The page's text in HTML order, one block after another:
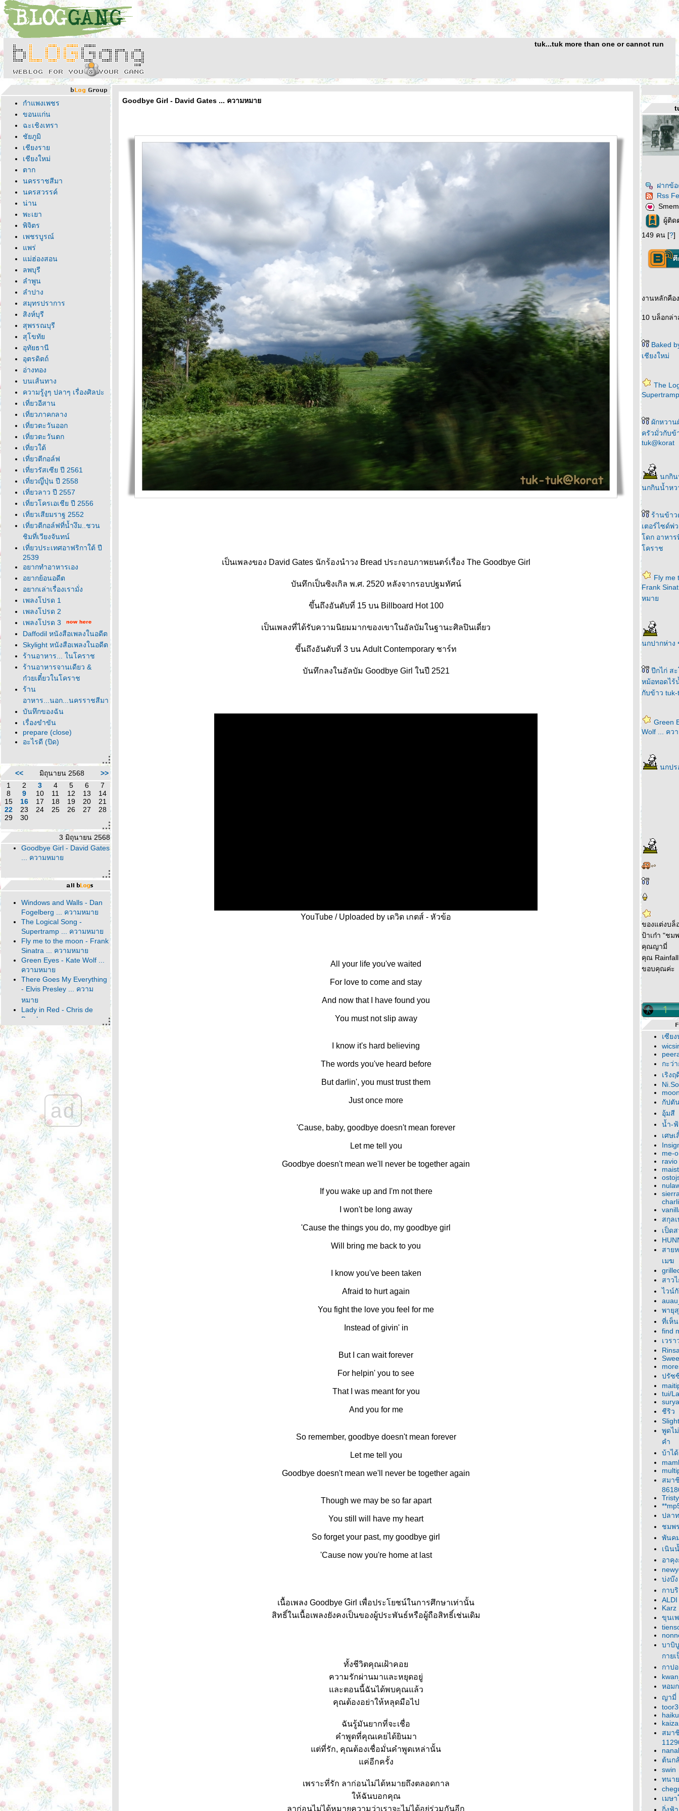
tuk...tuk more than one or cannot run
กำแพงเพชร
ขอนแก่น
ฉะเชิงเทรา
ชัยภูมิ
เชียงรา
เชียงใหม่
ตาก
นครราชสีมา
นครสวรรค์
น่าน
พะเยา
พิจิตร
เพชรบูรณ์
พร่
ม่ฮ่องสอน
ลพบุรี
ลำพูน
ลำปาง
สมุทรปราการ
สิงห์บุรี
สุพรรณบุรี
สุโขทั
อุทัยธานี
อุตรดิตถ์
อ่างทอง
บนเส้นทาง
ความรู้งูๆ ปลาๆ เรื่องศิลปะ
เที่ยวอีสาน
เที่ยวภาคกลาง
เที่ยวตะวันออก
เที่ยวตะวันตก
เที่ยวใต้
เที่ยวตีกอล์ฟ
เที่ยวรัสเซีย ปี 2561
เที่ยวญึ่ปุ่น ปี 2558
เที่ยวลาว ปี 2557
เที่ยวโครเอเชีย ปี 2556
เที่ยวเสียมราฐ 2552
เที่ยวตีกอล์ฟที่น้ำงึม..ชวน
ชิมที่เวียงจันทน์
เที่ยวประเทศอาฟริกาใต้ ปี
2539
อยากทำอาหารเอง
อยากย้อนอดีต
อยากเล่าเรื่องเรามั่ง
เพลงโปรด 1
เพลงโปรด 2
เพลงโปรด 3
Daffodil หนังสือเพลงในอดีต
Skylight หนังสือเพลงในอดีต
ร้านอาหาร... ในโคราช
ร้านอาหารจานเดียว &
ก๋วยเตี๋ยวในโคราช
ร้าน
อาหาร...นอก...นครราชสีมา
บันทึกของฉัน
เรื่องขำขัน
prepare (close)
อะไรดี (ปิด)
<< มิถุนายน 2568
>>
1
2 3 4 5 6
7
8
9 10 11 12 13
14
15
16 17 18 19 20
21
22
23 24 25 26 27
28
29
30
3 มิถุนายน 2568
Goodbye Girl - David Gates
... ความหมา
Windows and Walls - Dan
Fogelberg ... ความหมา
The Logical Song -
Supertramp ... ความหมา
Fly me to the moon - Frank
Sinatra ... ความหมา
Green Eyes - Kate Wolf ...
ความหมา
There Goes My Everything
- Elvis Presley ... ความ
หมา
Lady in Red - Chris de
Burgh ... ความหมา
World - Bee Gees ... ความ
หมา
Thank You For Loving Me -
Bon Jovi ... ความหมา
I Am... I Said - Neil
Diamond ... ความหมา
Hold Your Head Up High -
Darlingside ... ความหมา
The Way It Is - Bruce
Hornsby ... ความหมา
Gotta Travel On - Billy
Grammer ... ความหมา
I'll See You Again - Westlife
... ความหมา
Ah Robin, Gentle Robin -
เพลงอังกฤษโบราณในยุค
เรเนสซอง ... ความหมา
Right Down the Line -
Gerry Rafferty ...ความหมา
The Green Leaves Of
Summer - The Brothers
Four ... ความหมา
Foolish Heart - Steve Perry
... ความหมา
How Do You Do? - Mouth &
MacNeal ... ความหมา
Mother Like Mine - The
Band Perry ... ความหมา
Goodbye Girl - David Gates
... ความหมา
Woman in Love - The
Three Degrees ... ความ
หมา
When Will I See You Again -
The Three Degrees... ความ
หมา
If I Ever See You Again -
Anne Murray ... ความหมา
Somebodys Always Saying
Goodbye - Ann Murray ...
ความหมา
Donna Donna - Joan Baez
... ความหมา
Most of All - B.J. thomus ...
ความหมา
Carry Me , Ohio - Sun Kil
Moon ... ความหมา
Sister Cry - The Jayhawks
... ความหมา
The Impossible Dream
(The Quest) - Josh Groban
... ความหมา
Always - Bon Jovi ... ความ
หมา
Raindrops Keep Fallng On
My Head - B. J. Thomas ...
ความหมา
Never Say Goodbye Again -
Demis Roussos ... ความ
หมา
My Friend the Wind -
Demis Roussos ... ความ
หมา
I Only Want to Be with You -
The Bay City Rollers ...
ความหมา
My Personal Revenge -
Jackson Browne ... ความ
หมา
Merry Christmas - Ed
Sheeran & Elton John
...ตะพาบหลักกิโลเมตรที่ 367
คำอวยพร"
Old Turkey Buzzard - José
Feliciano ... ความหมา
The Guitar Man - Bread ...
ตะพาบหลักกิโลเมตรที่ 366
"อาชีพในฝัน"
You’re Still The One -
Shania Twain ... ความหมา
ad
Goodbye Girl - David Gates ... ความหมา
เป็นเพลงของ David Gates นักร้องนำวง Bread ประกอบภาพยนตร์เรื่อง The Goodbye Girl
บันทึกเป็นซิงเกิล พ.ศ. 2520 หลังจากรอบปฐมทัศน์
ขึ้นถึงอันดับที่ 15 บน Billboard Hot 100
เป็นเพลงที่ได้รับความนิยมมากของเขาในอัลบัมในฐานะศิลปินเดี่ยว
ขึ้นถึงอันดับที่ 3 บน Adult Contemporary ชาร์ท
บันทึกลงในอัลบัม Goodbye Girl ในปี 2521
YouTube / Uploaded by เดวิด เกตส์ - หัวข้อ
All your life you've waited
For love to come and stay
And now that I have found you
You must not slip away
I know it's hard believing
The words you've heard before
But darlin', you must trust them
Just once more
'Cause, baby, goodbye doesn't mean forever
Let me tell you
Goodbye doesn't mean we'll never be together again
If you wake up and I'm not there
I won't be long away
'Cause the things you do, my goodbye girl
Will bring me back to you
I know you've been taken
Afraid to hurt again
You fight the love you feel for me
Instead of givin' in
But I can wait forever
For helpin' you to see
That I was meant for you
And you for me
So remember, goodbye doesn't mean forever
Let me tell you
Goodbye doesn't mean we'll never be together again
Though we may be so far apart
You still will have my heart
So forget your past, my goodbye girl
'Cause now you're home at last
เนื้อเพลง Goodbye Girl เพื่อประโยชน์ในการศึกษาเท่านั้น
สิทธิ์ในเนื้อเพลงยังคงเป็นของผู้ประพันธ์หรือผู้ถือสิทธิ์เช่นเดิม
ทั้งชีวิตคุณเฝ้าคอ
ความรักผ่านมาและหยุดอยู่
ละตอนนี้ฉันได้พบคุณแล้ว
คุณต้องอย่าให้หลุดมือไป
ฉันรู้มันยากที่จะเชื่อ
คำพูดที่คุณเคยได้ยินมา
ต่ที่รัก, คุณต้องเชื่อมั่นคำพูดเหล่านั้น
ค่อีกครั้ง
เพราะที่รัก ลาก่อนไม่ได้หมายถึงตลอดกาล
ห้ฉันบอกคุณ
ลาก่อนไม่ได้หมายความว่าเราจะไม่ได้อยู่ร่วมกันอีก
ฝากข้
Rss
ผู้ติด
149 คน [?]
งานหลักคือ
10 บล็อกล่
Baked
เชียงใหม่
The
ผักหวา
ครัวมั่วกับข้
tuk@korat
นกกิน
นกกินน้ำหว
ร้านข้าว
เตอร์ไซด์พ่
ดก อาหาร
คราช
Fly me
Frank
หมา
นกปากห่าง
ปีกไก่ ส
หม้อทอดไร้
กับข้าว tuk-
Green
Wolf ... ค
นกป
ของแต่งบล็
ป้าเก๋า "ชม
คุณญามี่
คุณ Rainfall
ขอบคุณค่ะ
เซีย
wicsir
กะว่
เริง
กัปตั
อุ้มสี
น้ำ-ฟ้
เศษเ
me-o
ravio
สกุล
เป็ด
สาย
เมฆ
สาว
ไวน์
พายุ
ที่เห็
find
เวร
ปรัซ
tui/
ชีริว
พูดไ
คำ
บ้าไ
สมา
Tristy
ปลา
ชมพ
พันค
เนิน
อาคุ
บ่งบ๊ง
กาบ
ALDI
Karz
ขุนเ
บาบิ
กาย
กาป
หอม
ญามี่
haiku
สมา
ต้นก
swin
ทนา
เมษ